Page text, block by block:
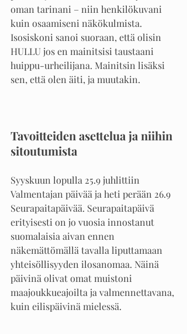
oman tarinani – niin henkilökuvani
kuin osaamiseni näkökulmista.
Isosiskoni sanoi suoraan, että olisin
HULLU jos en mainitsisi taustaani
huippu-urheilijana. Mainitsin lisäksi
sen, että olen äiti, ja muutakin.
Tavoitteiden asettelua ja niihin
sitoutumista
Syyskuun lopulla 25.9 juhlittiin
Valmentajan päivää ja heti perään 26.9
Seurapaitapäivää. Seurapaitapäivä
erityisesti on jo vuosia innostanut
suomalaisia aivan ennen
näkemättömällä tavalla liputtamaan
yhteisöllisyyden ilosanomaa. Näinä
päivinä olivat omat muistoni
maajoukkueajoilta ja valmennettavana,
kuin eilispäivinä mielessä.